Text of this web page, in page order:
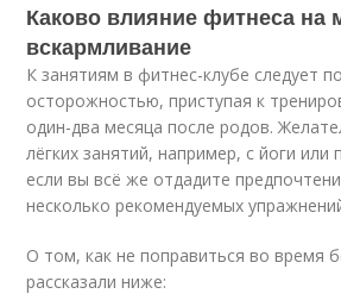
Каково влияние фитнеса на
вскармливание
К занятиям в фитнес-клубе следует
осторожностью, приступая к
один-два месяца после родов.
лёгких занятий, например, с йоги или
если вы всё же отдадите
несколько рекомендуемых
О том, как не поправиться во время
рассказали ниже: